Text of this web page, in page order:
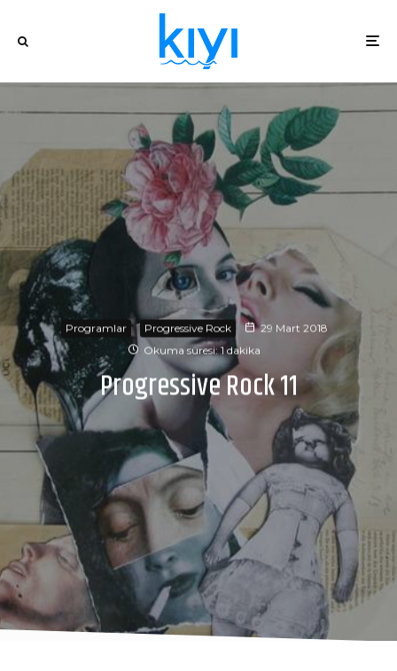
Programlar Progressive Rock
29 Mart 2018
Okuma süresi: 1 dakika
Progressive Rock 11